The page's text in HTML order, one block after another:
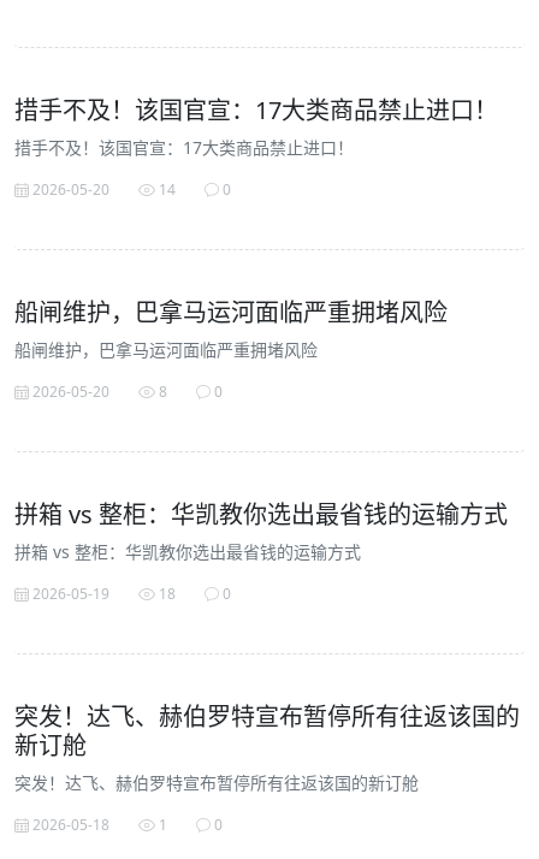
措手不及！该国官宣：17大类商品禁止进口！
措手不及！该国官宣：17大类商品禁止进口！
2026-05-20 14 0
船闸维护，巴拿马运河面临严重拥堵风险
船闸维护，巴拿马运河面临严重拥堵风险
2026-05-20 8 0
拼箱 vs 整柜：华凯教你选出最省钱的运输方式
拼箱 vs 整柜：华凯教你选出最省钱的运输方式
2026-05-19 18 0
突发！达飞、赫伯罗特宣布暂停所有往返该国的
新订舱
突发！达飞、赫伯罗特宣布暂停所有往返该国的新订舱
2026-05-18 1 0